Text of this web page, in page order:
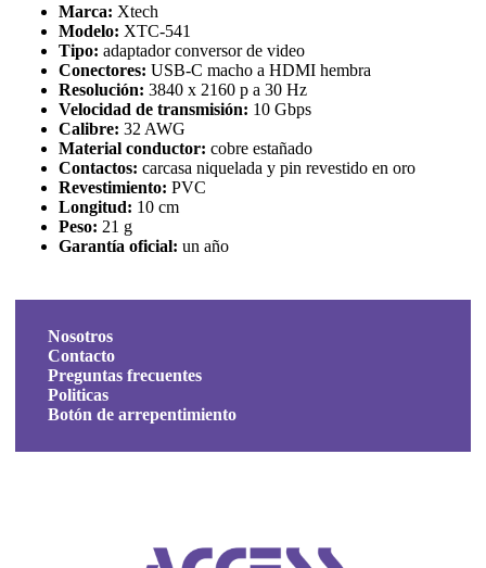
Marca: Xtech
Modelo: XTC-541
Tipo: adaptador conversor de video
Conectores: USB-C macho a HDMI hembra
Resolución: 3840 x 2160 p a 30 Hz
Velocidad de transmisión: 10 Gbps
Calibre: 32 AWG
Material conductor: cobre estañado
Contactos: carcasa niquelada y pin revestido en oro
Revestimiento: PVC
Longitud: 10 cm
Peso: 21 g
Garantía oficial: un año
Nosotros
Contacto
Preguntas frecuentes
Politicas
Botón de arrepentimiento